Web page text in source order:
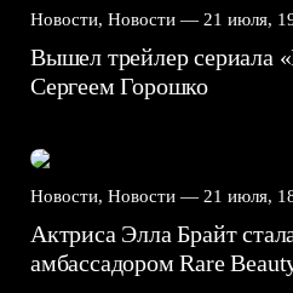
Новости, Новости — 21 июля,
Вышел трейлер сериала
Сергеем Горошко
Новости, Новости — 21 июля,
Актриса Элла Брайт
амбассадором Rare